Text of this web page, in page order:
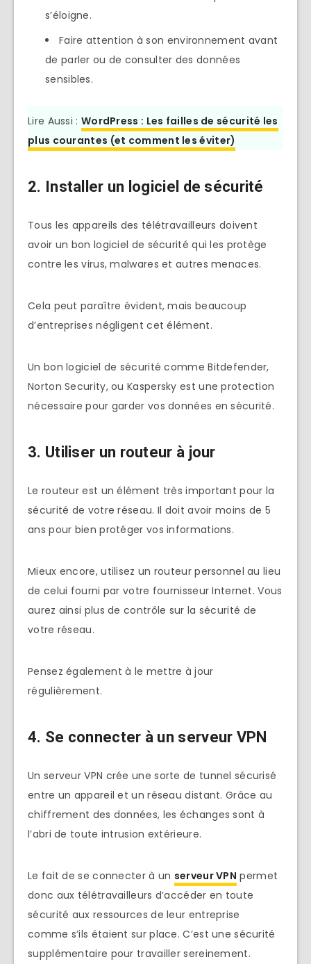
s’éloigne.
Faire attention à son environnement avant
de parler ou de consulter des données
sensibles.
Lire Aussi : WordPress : Les failles de sécurité les
plus courantes (et comment les éviter)
2. Installer un logiciel de sécurité
Tous les appareils des télétravailleurs doivent
avoir un bon logiciel de sécurité qui les protège
contre les virus, malwares et autres menaces.
Cela peut paraître évident, mais beaucoup
d’entreprises négligent cet élément.
Un bon logiciel de sécurité comme Bitdefender,
Norton Security, ou Kaspersky est une protection
nécessaire pour garder vos données en sécurité.
3. Utiliser un routeur à jour
Le routeur est un élément très important pour la
sécurité de votre réseau. Il doit avoir moins de 5
ans pour bien protéger vos informations.
Mieux encore, utilisez un routeur personnel au lieu
de celui fourni par votre fournisseur Internet. Vous
aurez ainsi plus de contrôle sur la sécurité de
votre réseau.
Pensez également à le mettre à jour
régulièrement.
4. Se connecter à un serveur VPN
Un serveur VPN crée une sorte de tunnel sécurisé
entre un appareil et un réseau distant. Grâce au
chiffrement des données, les échanges sont à
l’abri de toute intrusion extérieure.
Le fait de se connecter à un serveur VPN permet
donc aux télétravailleurs d’accéder en toute
sécurité aux ressources de leur entreprise
comme s’ils étaient sur place. C’est une sécurité
supplémentaire pour travailler sereinement.